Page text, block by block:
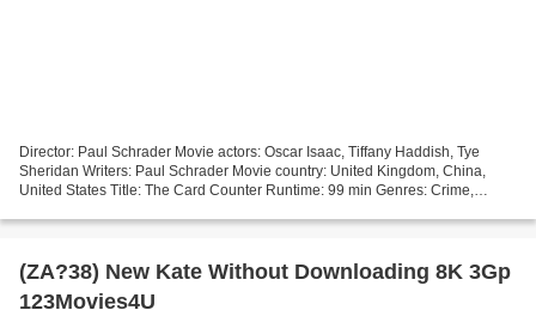
Director: Paul Schrader Movie actors: Oscar Isaac, Tiffany Haddish, Tye
Sheridan Writers: Paul Schrader Movie country: United Kingdom, China,
United States Title: The Card Counter Runtime: 99 min Genres: Crime,
(ZA?38) New Kate Without Downloading 8K 3Gp
123Movies4U